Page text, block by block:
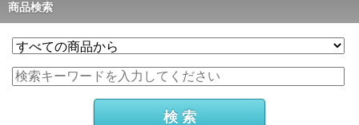
商品検索